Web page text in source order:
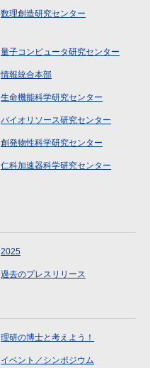
数理創造研究センター
量子コンピュータ研究センター
情報統合本部
生命機能科学研究センター
バイオリソース研究センター
創発物性科学研究センター
仁科加速器科学研究センター
2025
過去のプレスリリース
理研の博士と考えよう！
イベント／シンポジウム